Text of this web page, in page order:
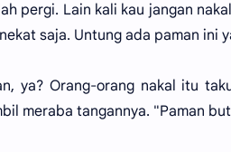
pergi. Lain kali kau jangan
saja. Untung ada paman ini
ya? Orang-orang nakal itu
meraba tangannya. "Paman